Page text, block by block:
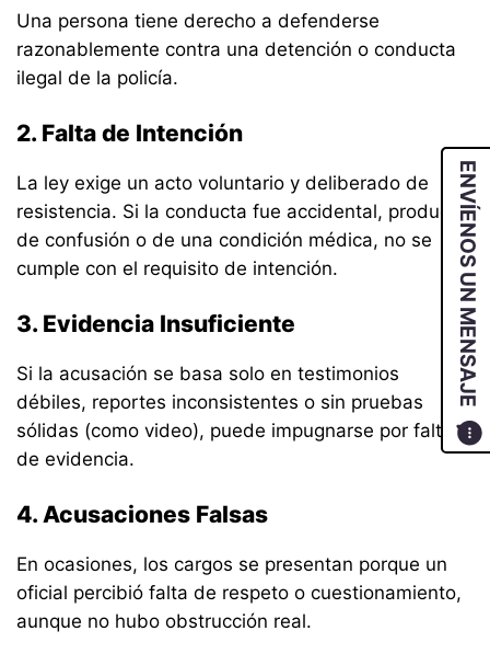
ENVÍENOS UN MENSAJE
Una persona tiene derecho a defenderse
razonablemente contra una detención o conducta
ilegal de la policía.
2. Falta de Intención
La ley exige un acto voluntario y deliberado de
resistencia. Si la conducta fue accidental, producto
de confusión o de una condición médica, no se
cumple con el requisito de intención.
3. Evidencia Insuficiente
Si la acusación se basa solo en testimonios
débiles, reportes inconsistentes o sin pruebas
sólidas (como video), puede impugnarse por falta
de evidencia.
4. Acusaciones Falsas
En ocasiones, los cargos se presentan porque un
oficial percibió falta de respeto o cuestionamiento,
aunque no hubo obstrucción real.